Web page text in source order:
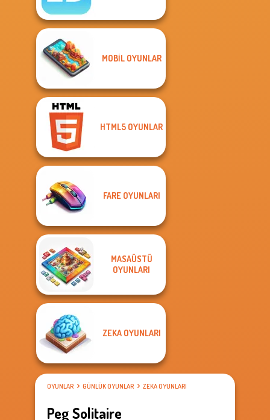
MOBIL OYUNLAR
HTML5 OYUNLAR
FARE OYUNLARI
MASAÜSTÜ
OYUNLARI
ZEKA OYUNLARI
OYUNLAR GÜNLÜK OYUNLAR ZEKA OYUNLARI
Peg Solitaire